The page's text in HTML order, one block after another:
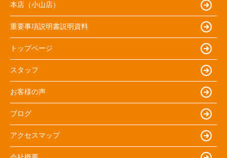
本店（小山店）
重要事項説明書説明資料
トップページ
スタッフ
お客様の声
ブログ
アクセスマップ